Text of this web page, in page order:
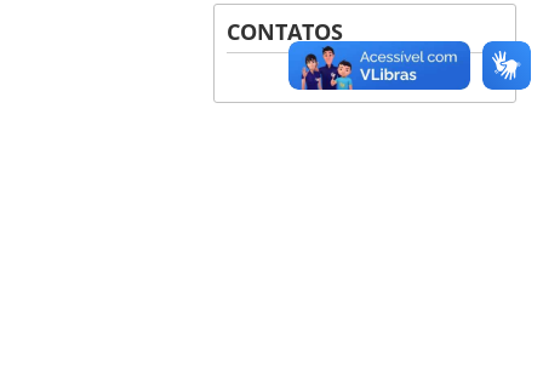
CONTATOS